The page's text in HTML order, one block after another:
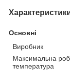
Основні
Виробник
Максимальна
температура